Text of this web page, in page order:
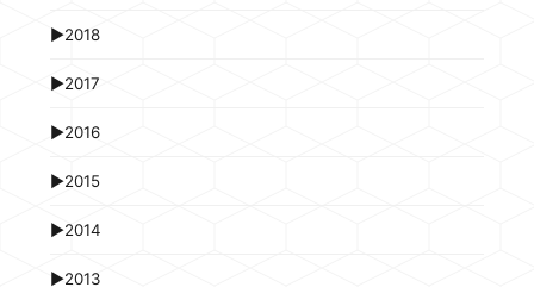
►2018
►2017
►2016
►2015
►2014
►2013